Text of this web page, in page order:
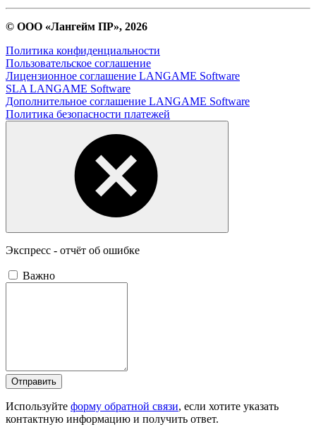
© ООО «Лангейм ПР», 2026
Политика конфиденциальности
Пользовательское соглашение
Лицензионное соглашение LANGAME Software
SLA LANGAME Software
Дополнительное соглашение LANGAME Software
Политика безопасности платежей
Экспресс - отчёт об ошибке
Важно
Отправить
Используйте форму обратной связи, если хотите указать
контактную информацию и получить ответ.